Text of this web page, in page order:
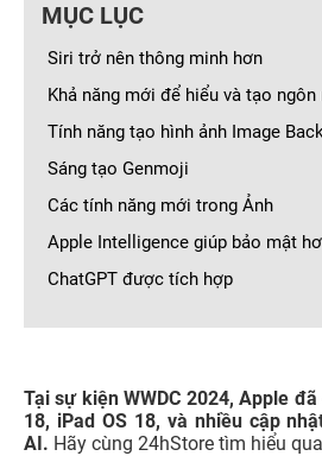
MỤC LỤC
Siri trở nên thông minh hơn
Khả năng mới để hiểu và tạo ngôn
Tính năng tạo hình ảnh Image
Sáng tạo Genmoji
Các tính năng mới trong Ảnh
Apple Intelligence giúp bảo mật
ChatGPT được tích hợp
Tại sự kiện WWDC 2024, Apple
18, iPad OS 18, và nhiều cập
AI. Hãy cùng 24hStore tìm hiểu